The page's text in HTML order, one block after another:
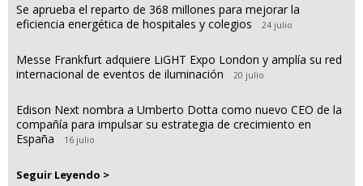
Se aprueba el reparto de 368 millones para mejorar la
eficiencia energética de hospitales y colegios
24 julio
Messe Frankfurt adquiere LiGHT Expo London y amplía su red
internacional de eventos de iluminación
20 julio
Edison Next nombra a Umberto Dotta como nuevo CEO de la
compañía para impulsar su estrategia de crecimiento en
España
16 julio
Seguir Leyendo >